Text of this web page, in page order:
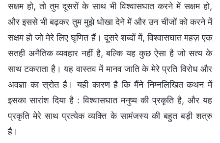
सक्षम हो, तो तुम दूसरों के साथ भी विश्वासघात करने में सक्षम हो,
और इससे भी बढ़कर तुम मुझे धोखा देने में और उन चीजों को करने में
सक्षम हो जो मेरे लिए घृणित हैं। दूसरे शब्दों में, विश्वासघात महज़ एक
सतही अनैतिक व्यवहार नहीं है, बल्कि यह कुछ ऐसा है जो सत्य के
साथ टकराता है। यह वास्तव में मानव जाति के मेरे प्रति विरोध और
अवज्ञा का स्रोत है। यही कारण है कि मैंने निम्‍नलिखित कथन में
इसका सारांश दिया है : विश्वासघात मनुष्य की प्रकृति है, और यह
प्रकृति मेरे साथ प्रत्येक व्यक्ति के सामंजस्‍य की बहुत बड़ी शत्रु
है।